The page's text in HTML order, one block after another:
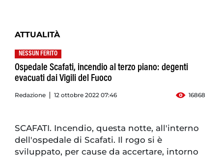
ATTUALITÀ
NESSUN FERITO
Ospedale Scafati, incendio al terzo piano: degenti
evacuati dai Vigili del Fuoco
Redazione 12 ottobre 2022 07:46 16868
SCAFATI. Incendio, questa notte, all'interno
dell'ospedale di Scafati. Il rogo si è
sviluppato, per cause da accertare, intorno